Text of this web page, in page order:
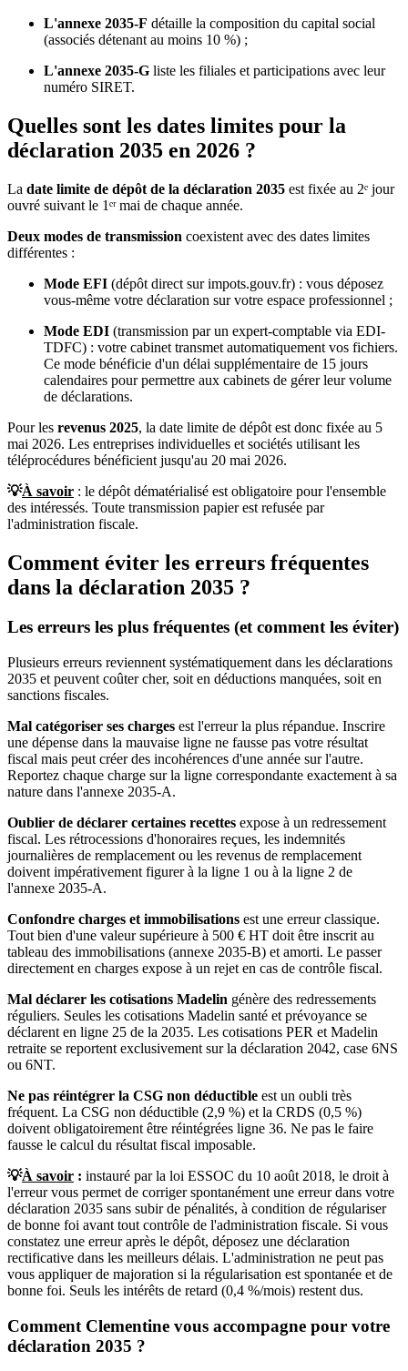
L'annexe 2035-F détaille la composition du capital social
(associés détenant au moins 10 %) ;
L'annexe 2035-G liste les filiales et participations avec leur
numéro SIRET.
Quelles sont les dates limites pour la
déclaration 2035 en 2026 ?
La date limite de dépôt de la déclaration 2035 est fixée au 2ᵉ jour
ouvré suivant le 1ᵉʳ mai de chaque année.
Deux modes de transmission coexistent avec des dates limites
différentes :
Mode EFI (dépôt direct sur impots.gouv.fr) : vous déposez
vous-même votre déclaration sur votre espace professionnel ;
Mode EDI (transmission par un expert-comptable via EDI-
TDFC) : votre cabinet transmet automatiquement vos fichiers.
Ce mode bénéficie d'un délai supplémentaire de 15 jours
calendaires pour permettre aux cabinets de gérer leur volume
de déclarations.
Pour les revenus 2025, la date limite de dépôt est donc fixée au 5
mai 2026. Les entreprises individuelles et sociétés utilisant les
téléprocédures bénéficient jusqu'au 20 mai 2026.
💡À savoir : le dépôt dématérialisé est obligatoire pour l'ensemble
des intéressés. Toute transmission papier est refusée par
l'administration fiscale.
Comment éviter les erreurs fréquentes
dans la déclaration 2035 ?
Les erreurs les plus fréquentes (et comment les éviter)
Plusieurs erreurs reviennent systématiquement dans les déclarations
2035 et peuvent coûter cher, soit en déductions manquées, soit en
sanctions fiscales.
Mal catégoriser ses charges est l'erreur la plus répandue. Inscrire
une dépense dans la mauvaise ligne ne fausse pas votre résultat
fiscal mais peut créer des incohérences d'une année sur l'autre.
Reportez chaque charge sur la ligne correspondante exactement à sa
nature dans l'annexe 2035-A.
Oublier de déclarer certaines recettes expose à un redressement
fiscal. Les rétrocessions d'honoraires reçues, les indemnités
journalières de remplacement ou les revenus de remplacement
doivent impérativement figurer à la ligne 1 ou à la ligne 2 de
l'annexe 2035-A.
Confondre charges et immobilisations est une erreur classique.
Tout bien d'une valeur supérieure à 500 € HT doit être inscrit au
tableau des immobilisations (annexe 2035-B) et amorti. Le passer
directement en charges expose à un rejet en cas de contrôle fiscal.
Mal déclarer les cotisations Madelin génère des redressements
réguliers. Seules les cotisations Madelin santé et prévoyance se
déclarent en ligne 25 de la 2035. Les cotisations PER et Madelin
retraite se reportent exclusivement sur la déclaration 2042, case 6NS
ou 6NT.
Ne pas réintégrer la CSG non déductible est un oubli très
fréquent. La CSG non déductible (2,9 %) et la CRDS (0,5 %)
doivent obligatoirement être réintégrées ligne 36. Ne pas le faire
fausse le calcul du résultat fiscal imposable.
💡À savoir : instauré par la loi ESSOC du 10 août 2018, le droit à
l'erreur vous permet de corriger spontanément une erreur dans votre
déclaration 2035 sans subir de pénalités, à condition de régulariser
de bonne foi avant tout contrôle de l'administration fiscale. Si vous
constatez une erreur après le dépôt, déposez une déclaration
rectificative dans les meilleurs délais. L'administration ne peut pas
vous appliquer de majoration si la régularisation est spontanée et de
bonne foi. Seuls les intérêts de retard (0,4 %/mois) restent dus.
Comment Clementine vous accompagne pour votre
déclaration 2035 ?